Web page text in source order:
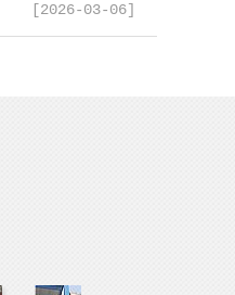
[2026-03-06]